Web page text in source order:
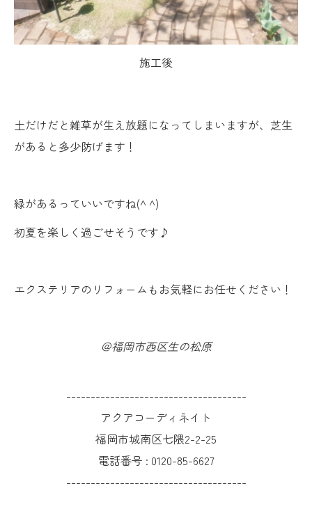
施工後
土だけだと雑草が生え放題になってしまいますが、芝生
があると多少防げます！
緑があるっていいですね(^ ^)
初夏を楽しく過ごせそうです♪
エクステリアのリフォームもお気軽にお任せください！
＠福岡市西区生の松原
-------------------------------------
アクアコーディネイト
福岡市城南区七隈2-2-25
電話番号 : 0120-85-6627
-------------------------------------